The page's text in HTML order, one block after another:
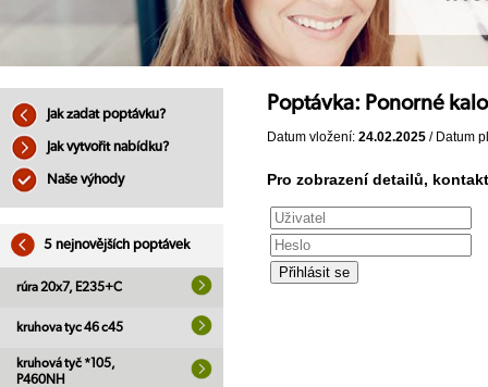
Jak zadat poptávku?
Jak vytvořit nabídku?
Naše výhody
5 nejnovějších poptávek
rúra 20x7, E235+C
kruhova tyc 46 c45
kruhová tyč *105,
P460NH
Poptávka: Ponorné
Datum vložení: 24.02.2025 / Datum
Pro zobrazení detailů,